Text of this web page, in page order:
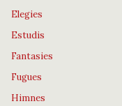
Elegies
Estudis
Fantasies
Fugues
Himnes